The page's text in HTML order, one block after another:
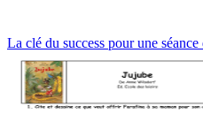
La clé du success pour une séance